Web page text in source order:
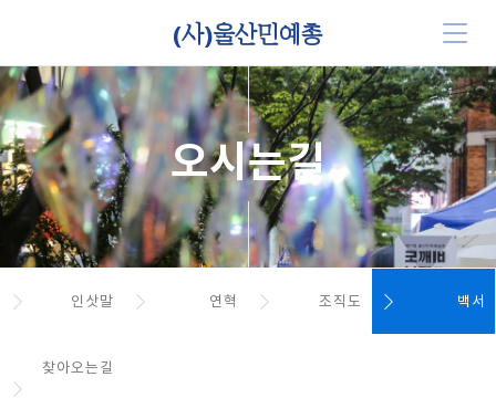
(사)울산민예총
오시는길
인삿말 연혁 조직도 백서
찾아오는길